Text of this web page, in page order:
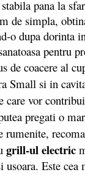
pana la
de simpla,
o dupa dorinta
pentru
de coacere al
Small si in
vor
pregati o
grill-ul electric
Este